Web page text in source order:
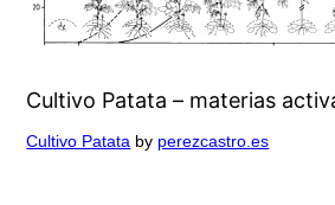
Cultivo Patata – materias
Cultivo Patata by perezcastro.es